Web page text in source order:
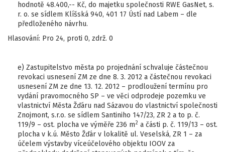
hodnotě 48.400,-- Kč, do majetku společnosti RWE GasNet, s.
r. o. se sídlem Klíšská 940, 401 17 Ústí nad Labem – dle
předloženého návrhu.
Hlasování: Pro 24, proti 0, zdrž. 0
e) Zastupitelstvo města po projednání schvaluje částečnou
revokaci usnesení ZM ze dne 8. 3. 2012 a částečnou revokaci
usnesení ZM ze dne 13. 12. 2012 – prodloužení termínu pro
vydání pravomocného SP – ve věci odprodeje pozemku ve
vlastnictví Města Žďáru nad Sázavou do vlastnictví společnosti
Znojmont, s.r.o. se sídlem Santiniho 147/23, ZR 2 a to p. č.
119/9 – ost. plocha ve výměře 236 m2 a části p. č. 119/13 – ost.
plocha v k.ú. Město Žďár v lokalitě ul. Veselská, ZR 1 – za
účelem výstavby víceúčelového objektu IOOV za